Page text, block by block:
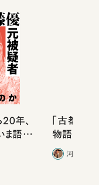
年、
語り
「古都」
物語」に
河野有